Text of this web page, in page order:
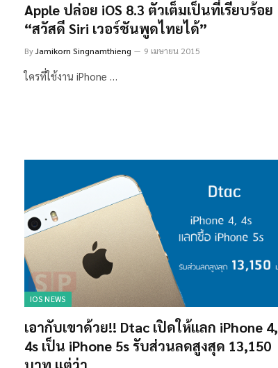
Apple ปล่อย iOS 8.3 ตัวเต็มเป็นที่เรียบร้อย
“สวัสดี Siri เวอร์ชันพูดไทยได้”
ByJamikorn Singnamthieng 9 เมษายน 2015
ใครที่ใช้งาน iPhone …
IOS NEWS
เอากับเขาด้วย!! Dtac เปิดให้แลก iPhone 4,
4s เป็น iPhone 5s รับส่วนลดสูงสุด 13,150
บาท แต่ว่า……